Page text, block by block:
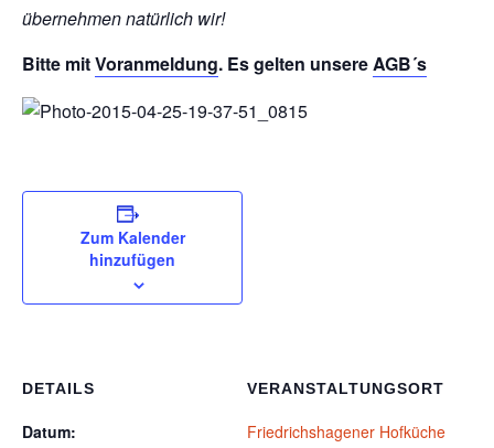
übernehmen natürlich wir!
Bitte mitVoranmeldung. Es gelten unsereAGB´s
Zum Kalender
hinzufügen
DETAILS
Datum:
VERANSTALTUNGSORT
Friedrichshagener Hofküche